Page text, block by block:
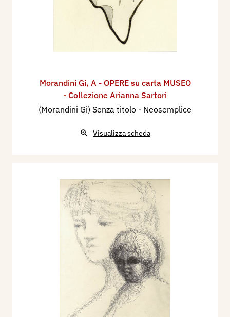
Morandini Gi, A - OPERE su carta MUSEO
- Collezione Arianna Sartori
(Morandini Gi) Senza titolo - Neosemplice
Visualizza scheda